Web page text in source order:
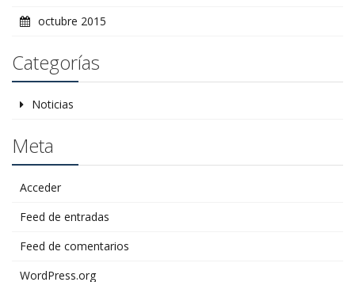
octubre 2015
Categorías
Noticias
Meta
Acceder
Feed de entradas
Feed de comentarios
WordPress.org